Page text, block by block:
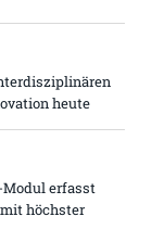
heute
Modul erfasst
höchster